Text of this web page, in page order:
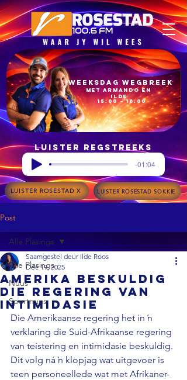
15:00 – 18:00
met Armando en
Ilde
Weeksdag Wegbreek
Luister regstreeks
-01:04
LUISTER ROSESTAD X LUISTER ROSESTAD SOKKIE
Post
Alle Plasings
Nuus
Sportnuus
Alle Plasings
Amerika beskuldig
die regering van
intimidasie
Saamgestel deur Ilde Roos
Dec 19, 2025
Die Amerikaanse regering het in ŉ
verklaring die Suid-Afrikaanse regering
van teistering en intimidasie beskuldig.
Dit volg ná ŉ klopjag wat uitgevoer is
teen personeellede wat met Afrikaner-